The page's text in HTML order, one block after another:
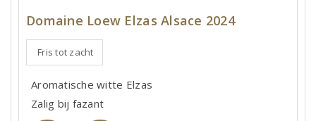
Domaine Loew Elzas Alsace 2024
Fris tot zacht
Aromatische witte Elzas
Zalig bij fazant